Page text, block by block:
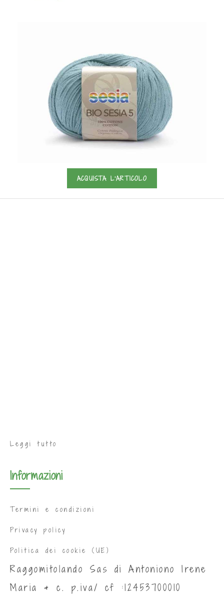
ACQUISTA L'ARTICOLO
Leggi tutto
Informazioni
Termini e condizioni
Privacy policy
Politica dei cookie (UE)
Raggomitolando Sas di Antoniono Irene
Maria & c. p.iva/ cf :12453700010